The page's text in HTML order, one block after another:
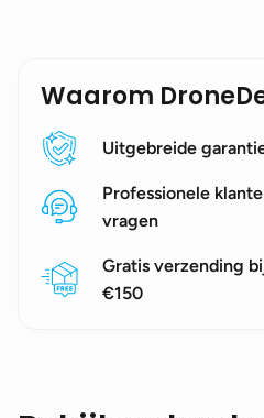
Waarom
Uitgebreide
Professionele
vragen
Gratis verzending
€150